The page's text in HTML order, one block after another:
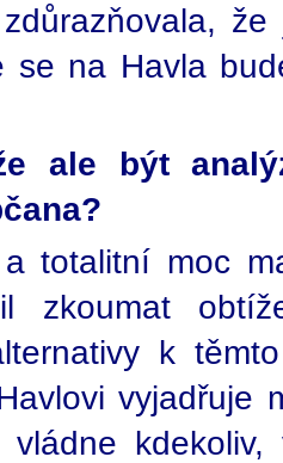
se na Havla
ale být
a totalitní moc
zkoumat
k
vyjadřuje